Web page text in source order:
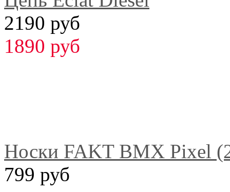
2190 руб
1890 руб
Носки FAKT BMX Pixel
799 руб